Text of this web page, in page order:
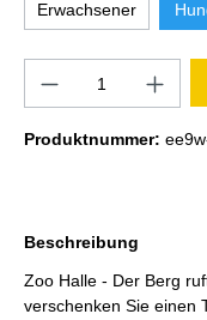
Erwachsener
Produktnummer:
Beschreibung
Zoo Halle - Der Berg
verschenken Sie einen